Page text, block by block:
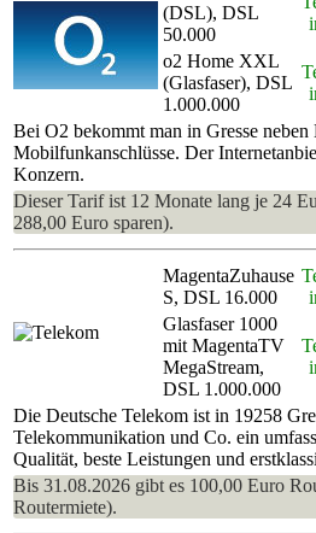
(DSL), DSL
50.000
o2 Home XXL
(Glasfaser), DSL
1.000.000
Bei O2 bekommt man in Gresse neben
Mobilfunkanschlüsse. Der
Konzern.
Dieser Tarif ist 12 Monate lang je 24
288,00 Euro sparen).
MagentaZuhause
S, DSL 16.000
Glasfaser 1000
mit MagentaTV
MegaStream,
DSL 1.000.000
Die Deutsche Telekom ist in 19258
Telekommunikation und Co. ein
Qualität, beste Leistungen und
Bis 31.08.2026 gibt es 100,00 Euro
Routermiete).